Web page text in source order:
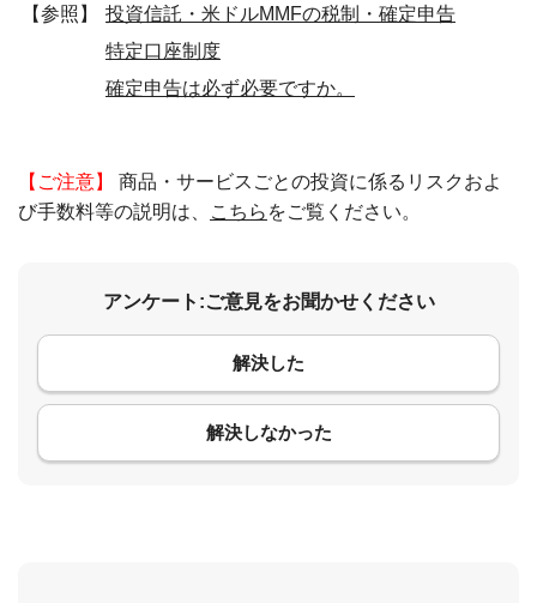
【参照】
投資信託・米ドルMMFの税制・確定申告
特定口座制度
確定申告は必ず必要ですか。
【ご注意】 商品・サービスごとの投資に係るリスクおよ
び手数料等の説明は、
こちら をご覧ください。
アンケート:ご意見をお聞かせください
解決した
解決しなかった
コメント